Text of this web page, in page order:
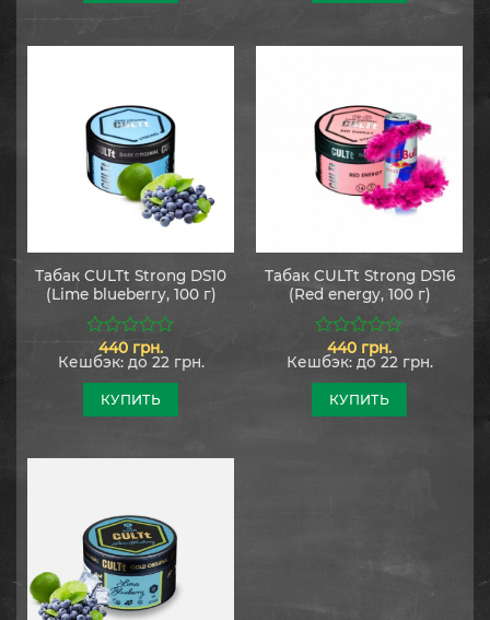
Табак CULTt Strong DS10
(Lime blueberry, 100 г)
из
5
440 грн.
Кешбэк:до 22 грн.
КУПИТЬ
Табак CULTt Strong DS16
(Red energy, 100 г)
из
5
440 грн.
Кешбэк:до 22 грн.
КУПИТЬ